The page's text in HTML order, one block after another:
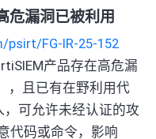
危漏洞已被利用
FG-IR-25-152
产品存在高危漏
，且已有在野利用代
可允许未经认证的攻
代码或命令，影响